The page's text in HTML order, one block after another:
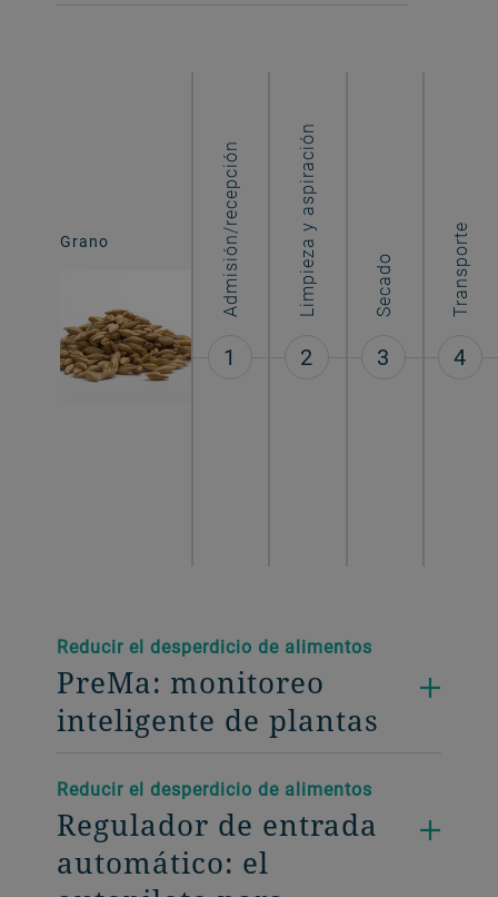
Grano Admisión/recepción
1
Limpieza y aspiración
2
Secado
3
Transporte
4
procesado
Reducir el desperdicio de alimentos
PreMa: monitoreo
inteligente de plantas
Reducir el desperdicio de alimentos
Regulador de entrada
automático: el